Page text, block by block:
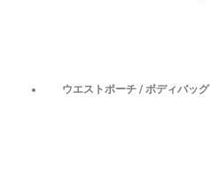
ウエストポーチ / ボディバッグ